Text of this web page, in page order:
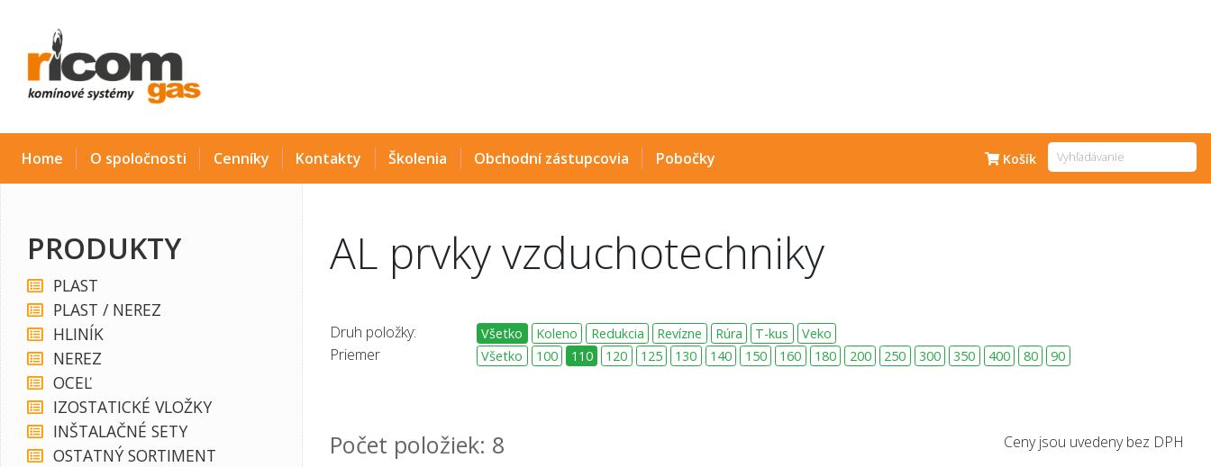
Home O spoločnosti Cenníky Kontakty Školenia Obchodní zástupcovia Pobočky Košík
PRODUKTY
PLAST
PLAST / NEREZ
HLINÍK
NEREZ
OCEĽ
IZOSTATICKÉ VLOŽKY
INŠTALAČNÉ SETY
OSTATNÝ SORTIMENT
AL prvky vzduchotechniky
Druh položky: Všetko Koleno Redukcia Revízne Rúra T-kus Veko
Priemer Všetko 100 110 120 125 130 140 150 160 180 200 250 300 350 400 80 90
Počet položiek: 8 Ceny jsou uvedeny bez DPH